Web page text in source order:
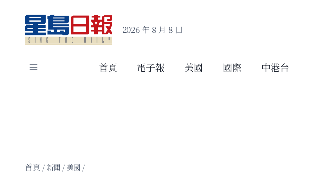
content
2026 年 8 月 8 日
首頁 電子報 美國 國際 中港台
/新聞 / 美國 /